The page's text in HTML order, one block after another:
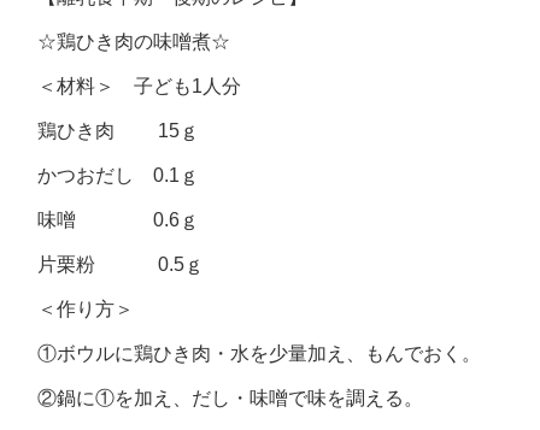
☆鶏ひき肉の味噌煮☆
＜材料＞ 子ども1人分
鶏ひき肉 15ｇ
かつおだし 0.1ｇ
味噌 0.6ｇ
片栗粉 0.5ｇ
＜作り方＞
①ボウルに鶏ひき肉・水を少量加え、もんでおく。
②鍋に①を加え、だし・味噌で味を調える。